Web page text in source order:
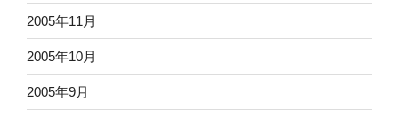
2005年11月
2005年10月
2005年9月